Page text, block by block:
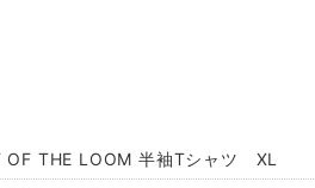
OF THE LOOM 半袖Tシャツ XL